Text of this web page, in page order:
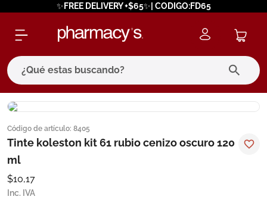
✨FREE DELIVERY +$65✨| CODIGO:FD65
¿Qué estas buscando?
Código de artículo: 8405
Tinte koleston kit 61 rubio cenizo oscuro 120
ml
$10,17
Inc. IVA
términos más buscados
1. eucerin
4.